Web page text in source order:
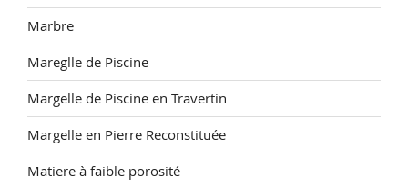
Marbre
Mareglle de Piscine
Margelle de Piscine en Travertin
Margelle en Pierre Reconstituée
Matiere à faible porosité